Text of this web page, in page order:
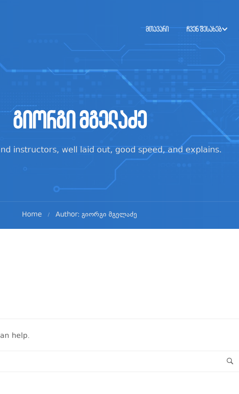
მთავარი ჩვენ შესახებ
გიორგი მგელაძე
instructors, well laid out, good speed, and explains.
Home Author: გიორგი მგელაძე
help.